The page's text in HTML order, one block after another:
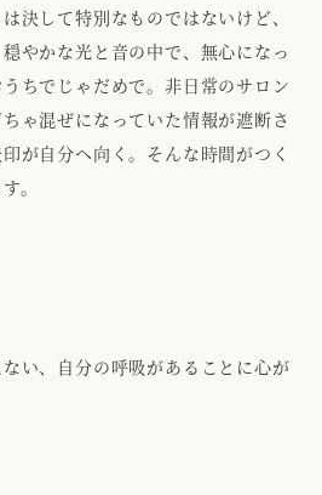
決して特別なものではないけど、
やかな光と音の中で、無心になっ
ちでじゃだめで。非日常のサロン
ゃ混ぜになっていた情報が遮断さ
が自分へ向く。そんな時間がつく
。
い、自分の呼吸があることに心が